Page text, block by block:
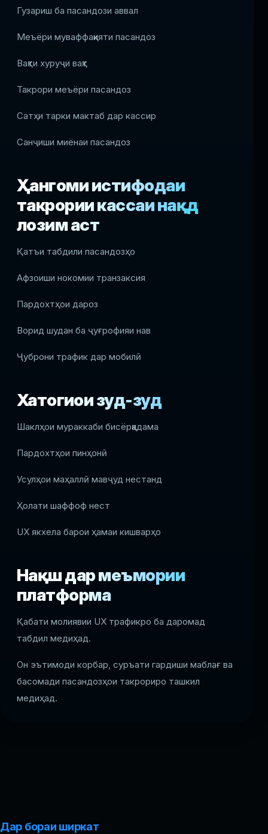
Гузариш ба пасандози аввал
Меъёри муваффақияти пасандоз
Вақти хуруҷи вақт
Такрори меъёри пасандоз
Сатҳи тарки мактаб дар кассир
Санҷиши миёнаи пасандоз
Ҳангоми истифодаи
такрории кассаи нақд
лозим аст
Қатъи табдили пасандозҳо
Афзоиши нокомии транзаксия
Пардохтҳои дароз
Ворид шудан ба ҷуғрофияи нав
Ҷуброни трафик дар мобилӣ
Хатогиҳои зуд-зуд
Шаклҳои мураккаби бисёрқадама
Пардохтҳои пинҳонӣ
Усулҳои маҳаллӣ мавҷуд нестанд
Ҳолати шаффоф нест
UX якхела барои ҳамаи кишварҳо
Нақш дар меъмории
платформа
Қабати молиявии UX трафикро ба даромад
табдил медиҳад.
Он эътимоди корбар, суръати гардиши маблағ ва
басомади пасандозҳои такрориро ташкил
медиҳад.
Дар бораи ширкат